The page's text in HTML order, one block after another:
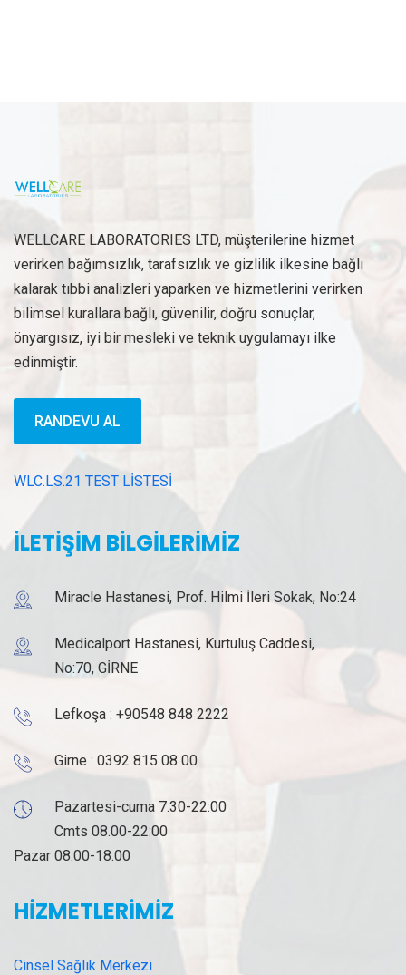
WELLCARE LABORATORIES LTD, müşterilerine hizmet
verirken bağımsızlık, tarafsızlık ve gizlilik ilkesine bağlı
kalarak tıbbi analizleri yaparken ve hizmetlerini verirken
bilimsel kurallara bağlı, güvenilir, doğru sonuçlar,
önyargısız, iyi bir mesleki ve teknik uygulamayı ilke
edinmiştir.
RANDEVU AL
WLC.LS.21 TEST LİSTESİ
İLETİŞİM BİLGİLERİMİZ
Miracle Hastanesi, Prof. Hilmi İleri Sokak, No:24
Medicalport Hastanesi, Kurtuluş Caddesi,
No:70, GİRNE
Lefkoşa : +90548 848 2222
Girne : 0392 815 08 00
Pazartesi-cuma 7.30-22:00
Cmts 08.00-22:00
Pazar 08.00-18.00
HİZMETLERİMİZ
Cinsel Sağlık Merkezi